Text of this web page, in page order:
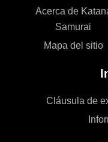
Acerca de
Samurai
Mapa del sitio
Cláusula de